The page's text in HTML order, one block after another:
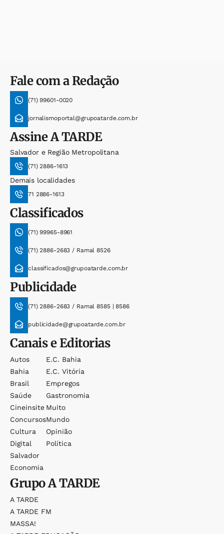
Fale com a Redação
(71) 99601-0020
jornalismoportal@grupoatarde.com.br
AssineA TARDE
Salvador e Região Metropolitana
(71) 2886-1613
Demais localidades
71 2886-1613
Classificados
(71) 99965-8961
(71) 2886-2683 / Ramal 8526
classificados@grupoatarde.com.br
Publicidade
(71) 2886-2683 / Ramal 8585 | 8586
publicidade@grupoatarde.com.br
Canais e Editorias
Autos
Bahia
Brasil
Saúde
Cineinsite
Concursos
Cultura
Digital
Salvador
Economia
E.c. Bahia
E.c. Vitória
Empregos
Gastronomia
Muito
Mundo
Opinião
Política
GrupoA TARDE
A TARDE
A TARDE FM
MASSA!